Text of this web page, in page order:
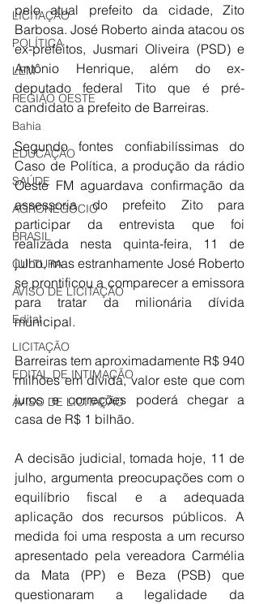
LICITAÇÃO
POLÍTICA
LEM
REGIÃO OESTE
Bahia
EDUCAÇÃO
SAÚDE
AGRONEGÓCIO
BRASIL
CULTURA
AVISO DE LICITAÇÃO
Edital
LICITAÇÃO
EDITAL DE INTIMAÇÃO
AVISO DE LICITAÇÃO
pelo atual prefeito da cidade, Zito
Barbosa. José Roberto ainda atacou os
ex-prefeitos, Jusmari Oliveira (PSD) e
Antônio Henrique, além do ex-
deputado federal Tito que é pré-
candidato a prefeito de Barreiras.
Segundo fontes confiabilíssimas do
Caso de Política, a produção da rádio
Oeste FM aguardava confirmação da
assessoria do prefeito Zito para
participar da entrevista que foi
realizada nesta quinta-feira, 11 de
julho, mas estranhamente José Roberto
se prontificou a comparecer a emissora
para tratar da milionária dívida
municipal.
Barreiras tem aproximadamente R$ 940
milhões em dívida, valor este que com
juros e correções poderá chegar a
casa de R$ 1 bilhão.
A decisão judicial, tomada hoje, 11 de
julho, argumenta preocupações com o
equilíbrio fiscal e a adequada
aplicação dos recursos públicos. A
medida foi uma resposta a um recurso
apresentado pela vereadora Carmélia
da Mata (PP) e Beza (PSB) que
questionaram a legalidade da